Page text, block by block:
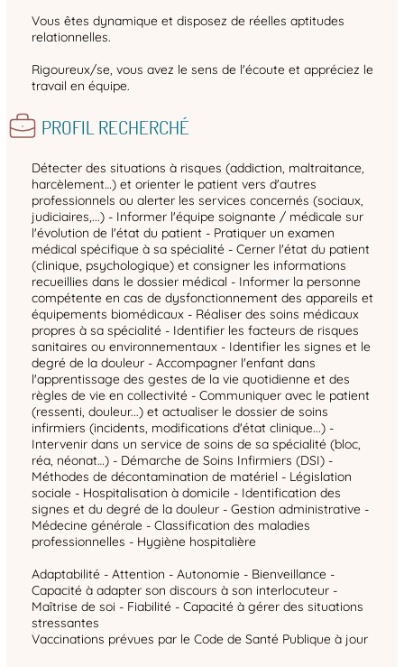
Vous êtes dynamique et disposez de réelles aptitudes
relationnelles.
Rigoureux/se, vous avez le sens de l'écoute et appréciez le
travail en équipe.
PROFIL RECHERCHÉ
Détecter des situations à risques (addiction, maltraitance,
harcèlement…) et orienter le patient vers d'autres
professionnels ou alerter les services concernés (sociaux,
judiciaires,...) - Informer l'équipe soignante / médicale sur
l'évolution de l'état du patient - Pratiquer un examen
médical spécifique à sa spécialité - Cerner l'état du patient
(clinique, psychologique) et consigner les informations
recueillies dans le dossier médical - Informer la personne
compétente en cas de dysfonctionnement des appareils et
équipements biomédicaux - Réaliser des soins médicaux
propres à sa spécialité - Identifier les facteurs de risques
sanitaires ou environnementaux - Identifier les signes et le
degré de la douleur - Accompagner l'enfant dans
l'apprentissage des gestes de la vie quotidienne et des
règles de vie en collectivité - Communiquer avec le patient
(ressenti, douleur...) et actualiser le dossier de soins
infirmiers (incidents, modifications d'état clinique...) -
Intervenir dans un service de soins de sa spécialité (bloc,
réa, néonat…) - Démarche de Soins Infirmiers (DSI) -
Méthodes de décontamination de matériel - Législation
sociale - Hospitalisation à domicile - Identification des
signes et du degré de la douleur - Gestion administrative -
Médecine générale - Classification des maladies
professionnelles - Hygiène hospitalière
Adaptabilité - Attention - Autonomie - Bienveillance -
Capacité à adapter son discours à son interlocuteur -
Maîtrise de soi - Fiabilité - Capacité à gérer des situations
stressantes
Vaccinations prévues par le Code de Santé Publique à jour